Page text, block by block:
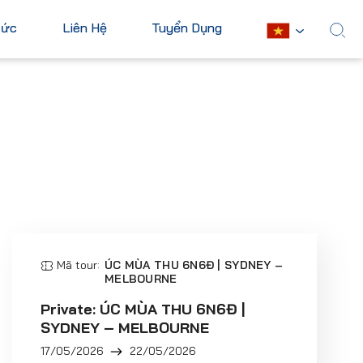
Liên Hệ Tuyển Dụng
Mã tour: ÚC MÙA THU 6N6Đ | SYDNEY –
MELBOURNE
Private: ÚC MÙA THU 6N6Đ |
SYDNEY – MELBOURNE
17/05/2026 22/05/2026